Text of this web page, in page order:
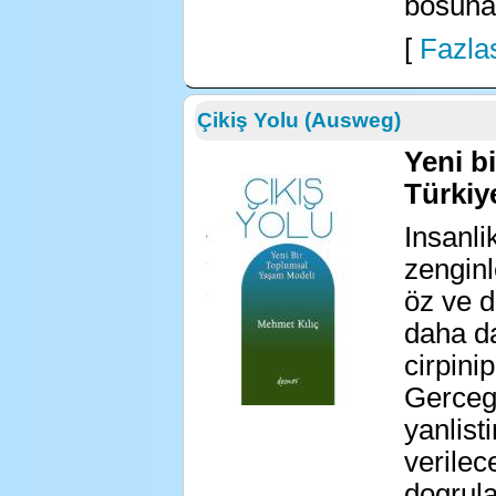
[
Çikiş Yolu (Ausweg)
Yeni
öz ve
daha